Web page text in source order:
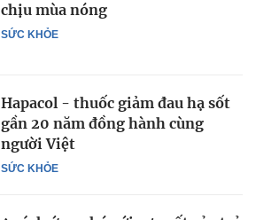
SỨC KHỎE
chịu mùa nóng
SỨC KHỎE
Hapacol - thuốc giảm đau hạ sốt
gần 20 năm đồng hành cùng
người Việt